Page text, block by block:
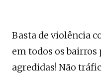
Basta de violência
em todos os bairros
agredidas! Não